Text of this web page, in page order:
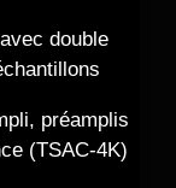
double
préamplis
(TSAC-4K)